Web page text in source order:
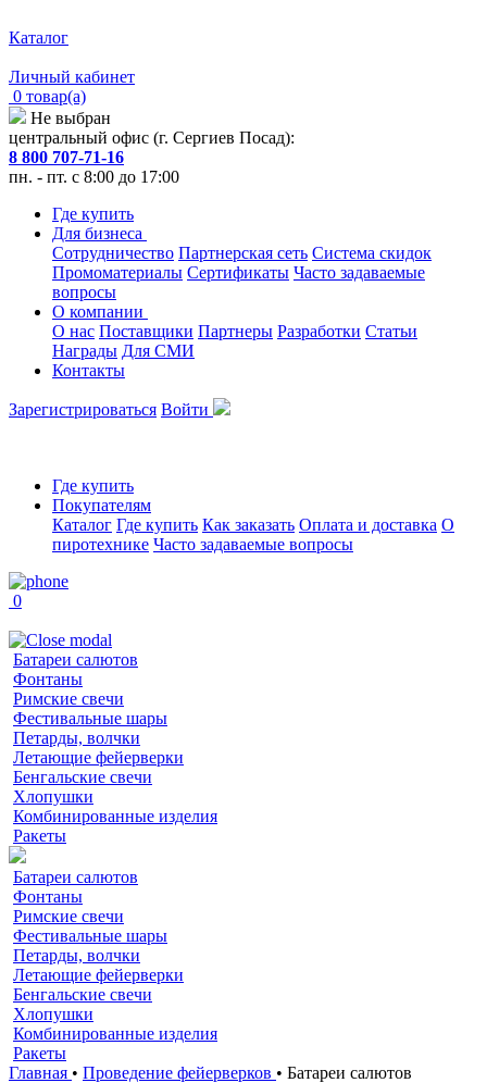
Каталог
Личный кабинет
0 товар(а)
Не выбран
центральный офис (г. Сергиев Посад):
8 800 707-71-16
пн. - пт. с 8:00 до 17:00
Где купить
Для бизнеса
Сотрудничество Партнерская сеть Система скидок
Промоматериалы Сертификаты Часто задаваемые
вопросы
О компании
О нас Поставщики Партнеры Разработки Статьи
Награды Для СМИ
Контакты
Зарегистрироваться Войти
Где купить
Покупателям
Каталог Где купить Как заказать Оплата и доставка О
пиротехнике Часто задаваемые вопросы
0
Батареи салютов
Фонтаны
Римские свечи
Фестивальные шары
Петарды, волчки
Летающие фейерверки
Бенгальские свечи
Хлопушки
Комбинированные изделия
Ракеты
Батареи салютов
Фонтаны
Римские свечи
Фестивальные шары
Петарды, волчки
Летающие фейерверки
Бенгальские свечи
Хлопушки
Комбинированные изделия
Ракеты
Главная • Проведение фейерверков • Батареи салютов